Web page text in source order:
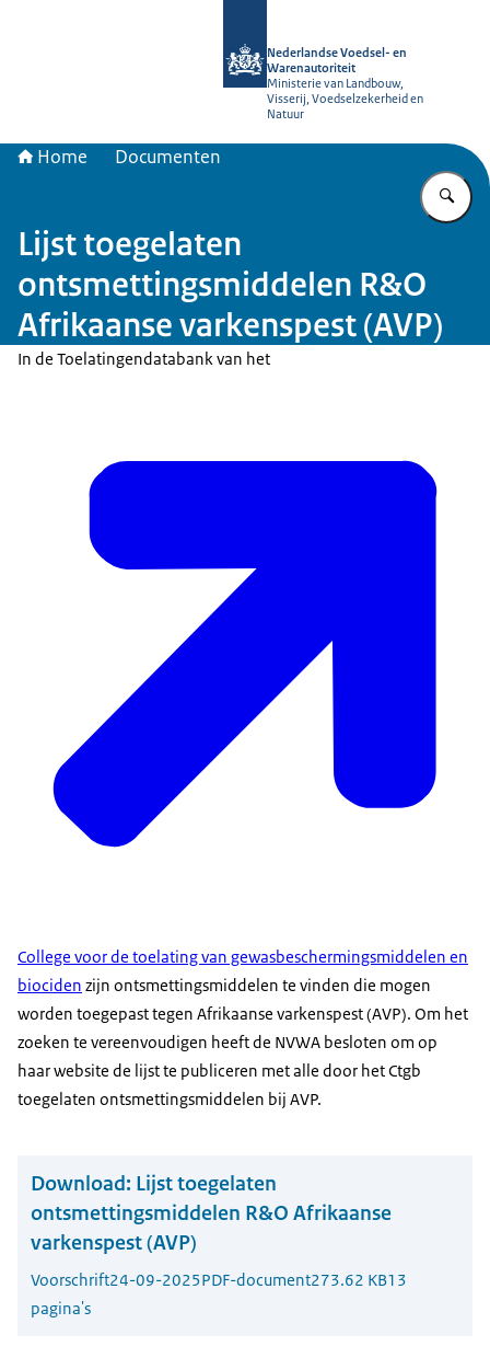
Nederlandse Voedsel- en
Warenautoriteit
Ministerie van Landbouw,
Visserij, Voedselzekerheid en
Natuur
Home Documenten
Lijst toegelaten
ontsmettingsmiddelen R&O
Afrikaanse varkenspest (AVP)
In de Toelatingendatabank van het
College voor de toelating van gewasbeschermingsmiddelen en
biociden zijn ontsmettingsmiddelen te vinden die mogen
worden toegepast tegen Afrikaanse varkenspest (AVP). Om het
zoeken te vereenvoudigen heeft de NVWA besloten om op
haar website de lijst te publiceren met alle door het Ctgb
toegelaten ontsmettingsmiddelen bij AVP.
Download: Lijst toegelaten
ontsmettingsmiddelen R&O Afrikaanse
varkenspest (AVP)
Voorschrift24-09-2025PDF-document273.62 KB13
pagina's